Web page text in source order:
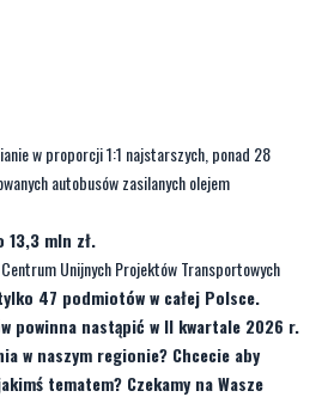
w proporcji 1:1 najstarszych, ponad 28
autobusów zasilanych olejem
13,3 mln zł.
Unijnych Projektów Transportowych
47 podmiotów w całej Polsce.
powinna nastąpić w II kwartale 2026 r.
w naszym regionie? Chcecie aby
tematem? Czekamy na Wasze